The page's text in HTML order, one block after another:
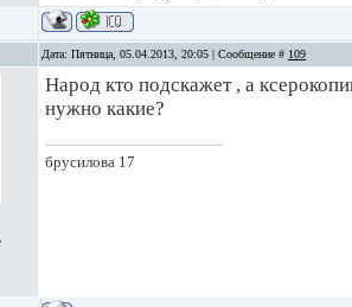
Дата: Пятница, 05.04.2013, 20:05 | Сообщение # 109
Народ кто подскажет , а
нужно какие?
брусилова 17